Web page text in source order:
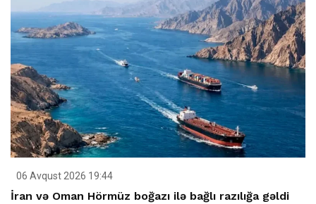
06 Avqust 2026 19:44
İran və Oman Hörmüz boğazı ilə bağlı razılığa gəldi